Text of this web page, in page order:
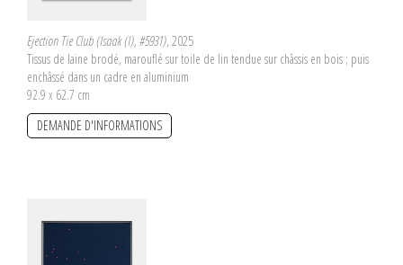
Ejection Tie Club (Isaak (I), #5931), 2025
Tissus de laine brodé, marouflé sur toile de lin tendue sur châssis en bois ; puis
enchâssé dans un cadre en aluminium
92.9 x 62.7 cm
DEMANDE D'INFORMATIONS